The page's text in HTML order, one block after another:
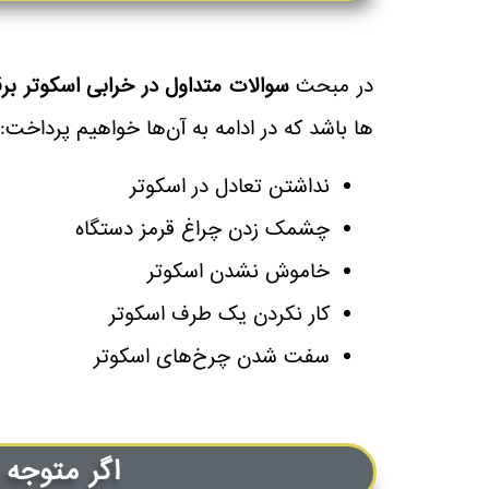
در مبحثسوالات متداول در خرابی اسکوتر
‌ها باشد که در ادامه به آن‌ها خواهیم پرداخت:
نداشتن تعادل در اسکوتر
چشمک زدن چراغ قرمز دستگاه
خاموش نشدن اسکوتر
کار نکردن یک طرف اسکوتر
سفت شدن چرخ‌های اسکوتر
اگر